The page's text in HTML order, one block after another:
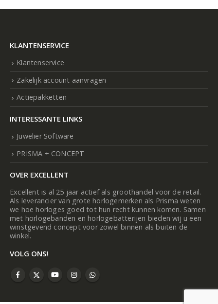
KLANTENSERVICE
Klantenservice
Zakelijk account aanvragen
Actiepakketten
INTERESSANTE LINKS
Juwelier Software
PRISMA + CONCEPT
OVER EXCELLENT
Excellent is al 25 jaar actief als groothandel voor de retail.
Als leverancier van grote horlogemerken als Prisma weten
we hoe horloges goed tot hun recht kunnen komen. Samen
met horlogebanden en horlogebatterijen bieden wij u een
winstgevend concept voor zowel binnen als buiten de
winkel.
VOLG ONS!